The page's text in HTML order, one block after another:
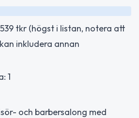
tkr (högst i listan, notera att
inkludera annan
1
och barbersalong med